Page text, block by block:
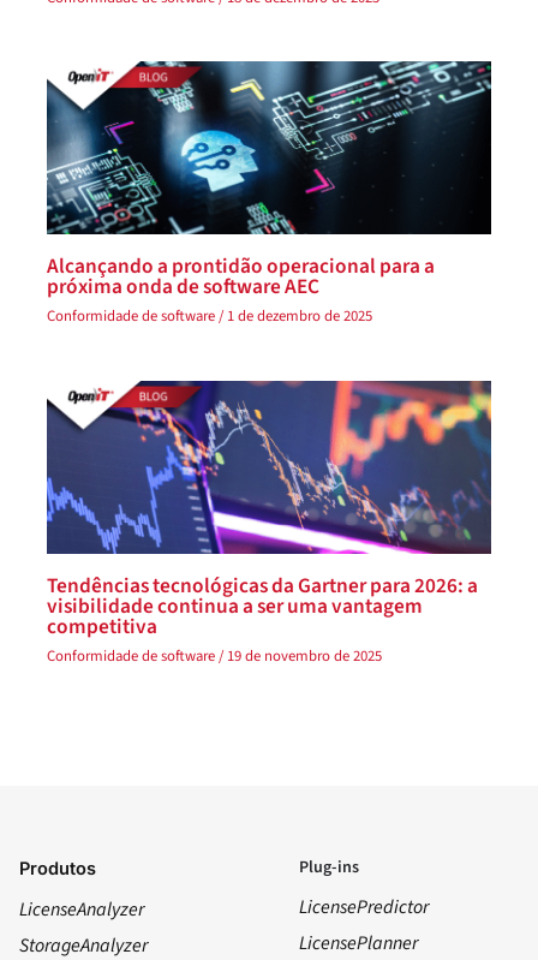
Alcançando a prontidão operacional para a
próxima onda de software AEC
Conformidade de software/1 de dezembro de 2025
Tendências tecnológicas da Gartner para 2026: a
visibilidade continua a ser uma vantagem
competitiva
Conformidade de software/19 de novembro de 2025
Produtos
LicenseAnalyzer
StorageAnalyzer
Plug-ins
LicensePredictor
LicensePlanner